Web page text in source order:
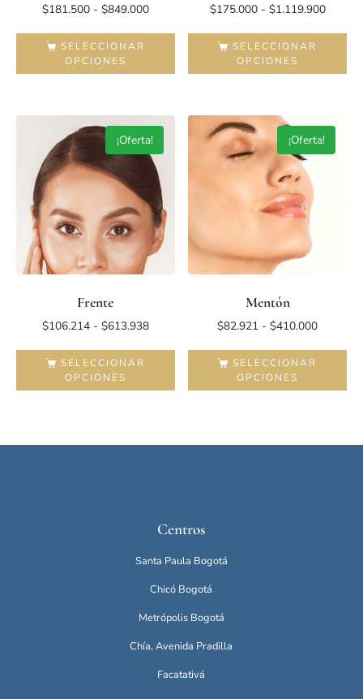
$181.500 - $849.000
SELECCIONAR
OPCIONES
$175.000 - $1.119.900
SELECCIONAR
OPCIONES
¡Oferta!
Frente
$106.214 - $613.938
SELECCIONAR
OPCIONES
¡Oferta!
Mentón
$82.921 - $410.000
SELECCIONAR
OPCIONES
Centros
Santa Paula Bogotá
Chicó Bogotá
Metrópolis Bogotá
Chía, Avenida Pradilla
Facatativá